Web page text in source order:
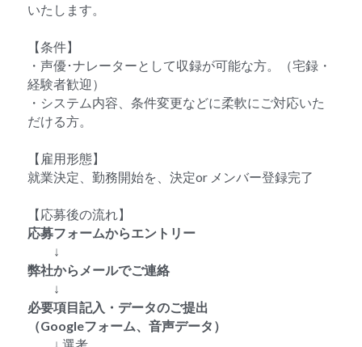
いたします。
【条件】
・声優･ナレーターとして収録が可能な方。（宅録・
経験者歓迎）
・システム内容、条件変更などに柔軟にご対応いた
だける方。
【雇用形態】
就業決定、勤務開始を、決定or メンバー登録完了
【応募後の流れ】
応募フォームからエントリー
↓
弊社からメールでご連絡
↓
必要項目記入・データのご提出
（Googleフォーム、音声データ）